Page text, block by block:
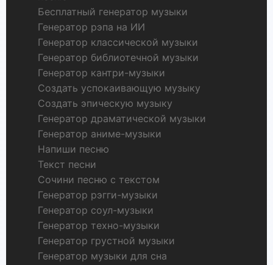
Бесплатный генератор музыки
Генератор рэпа на ИИ
Генератор классической музыки
Генератор библиотечной музыки
Генератор кантри-музыки
Создать успокаивающую музыку
Создать эпическую музыку
Генератор драматической музыки
Генератор аниме-музыки
Напиши песню
Текст песни
Сочини песню с текстом
Генератор рэгги-музыки
Генератор соул-музыки
Генератор техно-музыки
Генератор грустной музыки
Генератор музыки для сна